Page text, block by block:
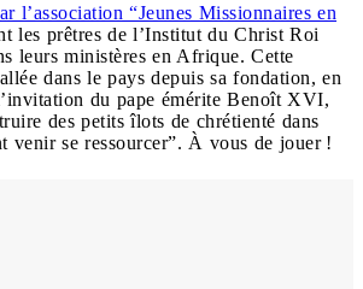
l’association “Jeunes Missionnaires en
les prêtres de l’Institut du Christ Roi
leurs ministères en Afrique. Cette
dans le pays depuis sa fondation, en
du pape émérite Benoît XVI,
des petits îlots de chrétienté dans
venir se ressourcer”. À vous de jouer !